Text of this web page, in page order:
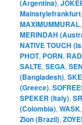
(Argentina),
Mainstylefrankfurt
MAXIMUMMURAL
MERINDAH
NATIVE TOUCH
PHOT, PORN,
SALTE,SEGA,
(Bangladesh),
(Greece),
SPEKER (Italy),
(Colombia),WASK
Zion (Brazil),